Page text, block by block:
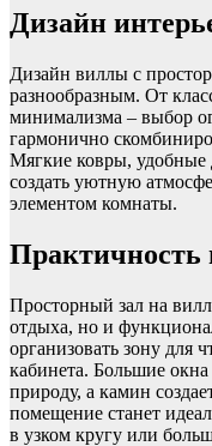
Дизайн
Дизайн виллы с
разнообразным. От
минимализма – выбор
гармонично
Мягкие ковры, удобные
создать уютную
элементом комнаты.
Практичность
Просторный зал на
отдыха, но и
организовать зону для
кабинета. Большие
природу, а камин
помещение станет
в узком кругу или